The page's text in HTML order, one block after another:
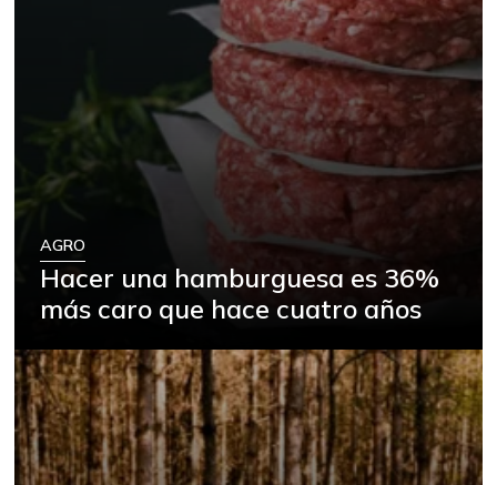
AGRO
Hacer una hamburguesa es 36%
más caro que hace cuatro años